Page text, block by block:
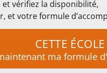
vérifiez la disponibilité,
et votre formule
CETTE
ma formule